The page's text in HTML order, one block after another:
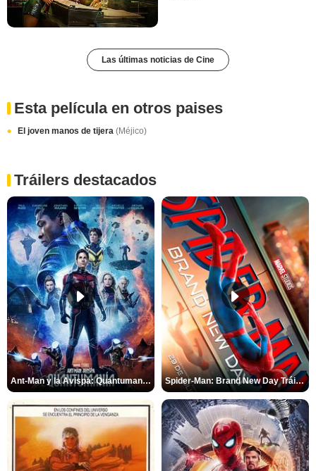
Las últimas noticias de Cine
Esta película en otros paises
El joven manos de tijera (Méjico)
Tráilers destacados
Ant-Man y la Avispa: Quantumanía Tráiler (2) Spider-Man: Brand New Day Tráiler (3)